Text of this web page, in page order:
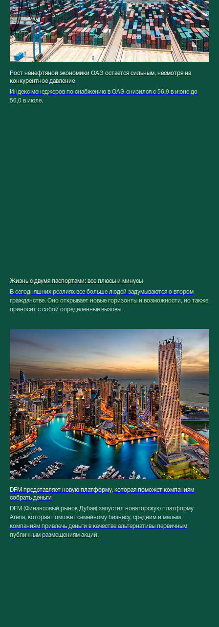
Рост ненефтяной экономики ОАЭ остается сильным, несмотря на
конкурентное давление
Индекс менеджеров по снабжению в ОАЭ снизился с 56,9 в июне до
56,0 в июле.
Жизнь с двумя паспортами: все плюсы и минусы
В сегодняшних реалиях все больше людей задумываются о втором
гражданстве. Оно открывает новые горизонты и возможности, но также
приносит с собой определенные вызовы.
DFM представляет новую платформу, которая поможет компаниям
собрать деньги
DFM (Финансовый рынок Дубая) запустил новаторскую платформу
Arena, которая поможет семейному бизнесу, средним и малым
компаниям привлечь деньги в качестве альтернативы первичным
публичным размещениям акций.